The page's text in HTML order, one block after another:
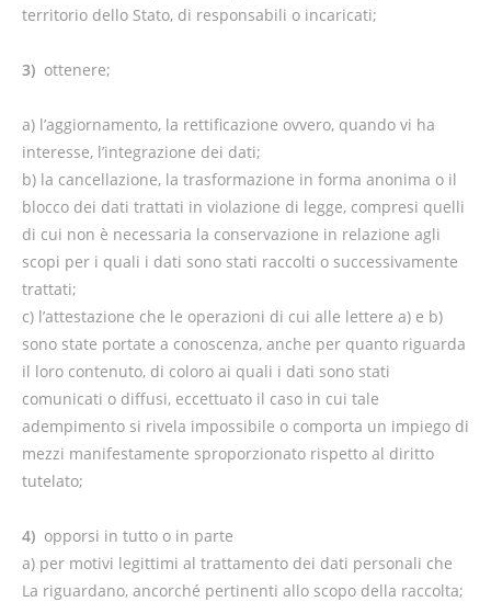
territorio dello Stato, di responsabili o incaricati;
3) ottenere;
a) l’aggiornamento, la rettificazione ovvero, quando vi ha
interesse, l’integrazione dei dati;
b) la cancellazione, la trasformazione in forma anonima o il
blocco dei dati trattati in violazione di legge, compresi quelli
di cui non è necessaria la conservazione in relazione agli
scopi per i quali i dati sono stati raccolti o successivamente
trattati;
c) l’attestazione che le operazioni di cui alle lettere a) e b)
sono state portate a conoscenza, anche per quanto riguarda
il loro contenuto, di coloro ai quali i dati sono stati
comunicati o diffusi, eccettuato il caso in cui tale
adempimento si rivela impossibile o comporta un impiego di
mezzi manifestamente sproporzionato rispetto al diritto
tutelato;
4) opporsi in tutto o in parte
a) per motivi legittimi al trattamento dei dati personali che
La riguardano, ancorché pertinenti allo scopo della raccolta;